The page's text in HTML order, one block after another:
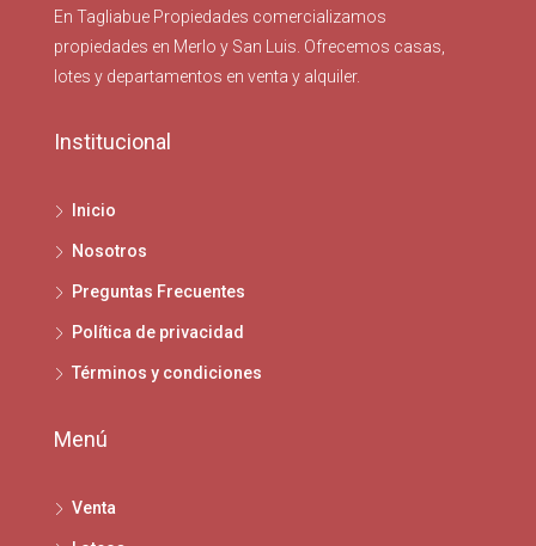
En Tagliabue Propiedades comercializamos
propiedades en Merlo y San Luis. Ofrecemos casas,
lotes y departamentos en venta y alquiler.
Institucional
Inicio
Nosotros
Preguntas Frecuentes
Política de privacidad
Términos y condiciones
Menú
Venta